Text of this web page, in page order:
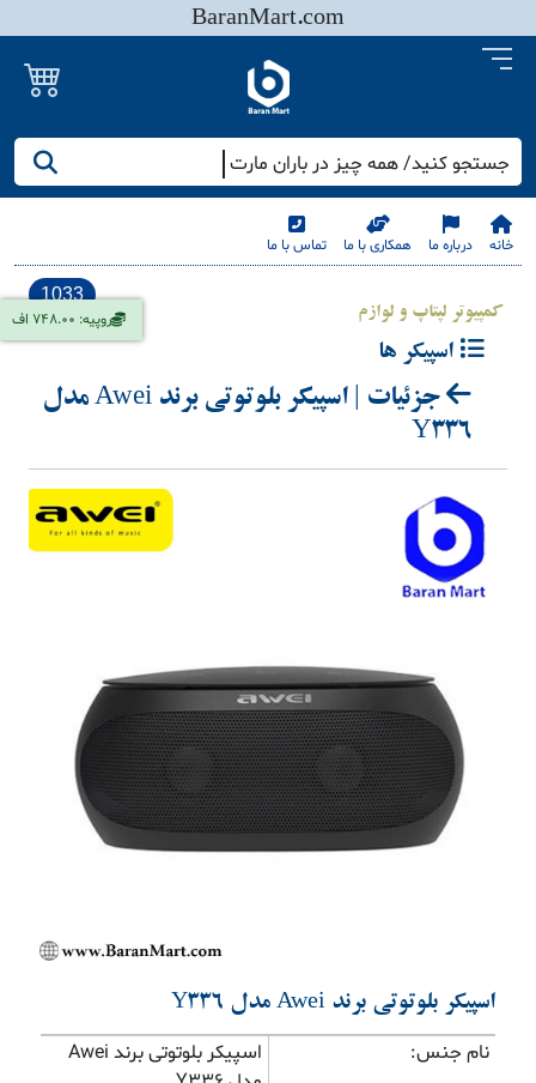
BaranMart.com
جستجو کنید/ همه چیز در باران مارت
خانه درباره ما همکاری با ما تماس با ما
روپیه: 748.00 اف
1033
کمپیوتر لپتاپ و لوازم
اسپیکر ها
جزئیات | اسپیکر بلوتوتی برند Awei مدل
Y336
Next
اسپیکر بلوتوتی برند Awei مدل Y336
نام جنس:
اسپیکر بلوتوتی برند Awei